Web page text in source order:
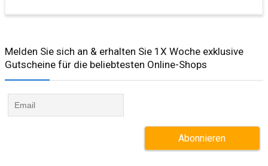
Melden Sie sich an & erhalten Sie 1X Woche exklusive
Gutscheine für die beliebtesten Online-Shops​